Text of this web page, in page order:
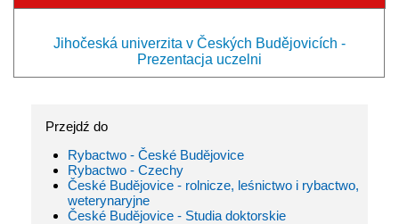
Jihočeská univerzita v Českých Budějovicích -
Prezentacja uczelni
Przejdź do
Rybactwo - České Budějovice
Rybactwo - Czechy
České Budějovice - rolnicze, leśnictwo i rybactwo,
weterynaryjne
České Budějovice - Studia doktorskie